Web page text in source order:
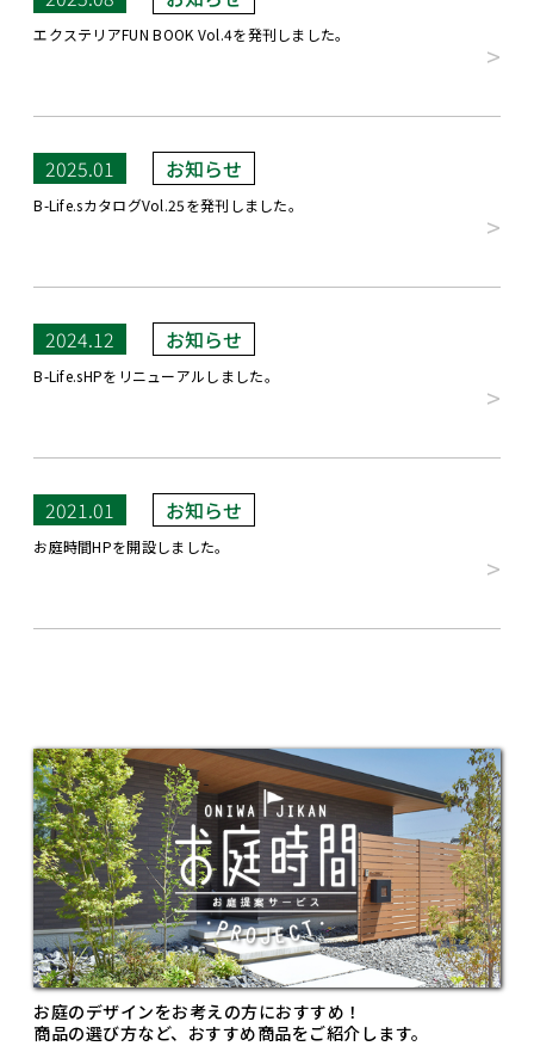
エクステリアFUN BOOK Vol.4を発刊しました。
2025.01
B-Life.sカタログVol.25を発刊しました。
2024.12
B-Life.sHPをリニューアルしました。
2021.01
お庭時間HPを開設しました。
お庭のデザインをお考えの方におすすめ！
商品の選び方など、おすすめ商品をご紹介します。